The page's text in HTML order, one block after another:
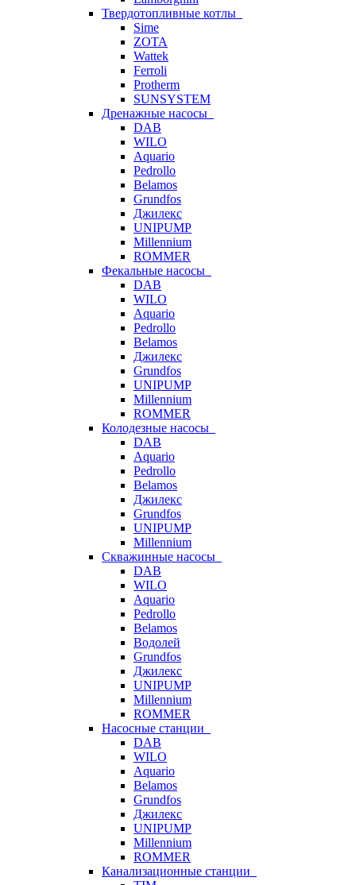
Твердотопливные котлы
Sime
ZOTA
Wattek
Ferroli
Protherm
SUNSYSTEM
Дренажные насосы
DAB
WILO
Aquario
Pedrollo
Belamos
Grundfos
Джилекс
UNIPUMP
Millennium
ROMMER
Фекальные насосы
DAB
WILO
Aquario
Pedrollo
Belamos
Джилекс
Grundfos
UNIPUMP
Millennium
ROMMER
Колодезные насосы
DAB
Aquario
Pedrollo
Belamos
Джилекс
Grundfos
UNIPUMP
Millennium
Скважинные насосы
DAB
WILO
Aquario
Pedrollo
Belamos
Водолей
Grundfos
Джилекс
UNIPUMP
Millennium
ROMMER
Насосные станции
DAB
WILO
Aquario
Belamos
Grundfos
Джилекс
UNIPUMP
Millennium
ROMMER
Канализационные станции